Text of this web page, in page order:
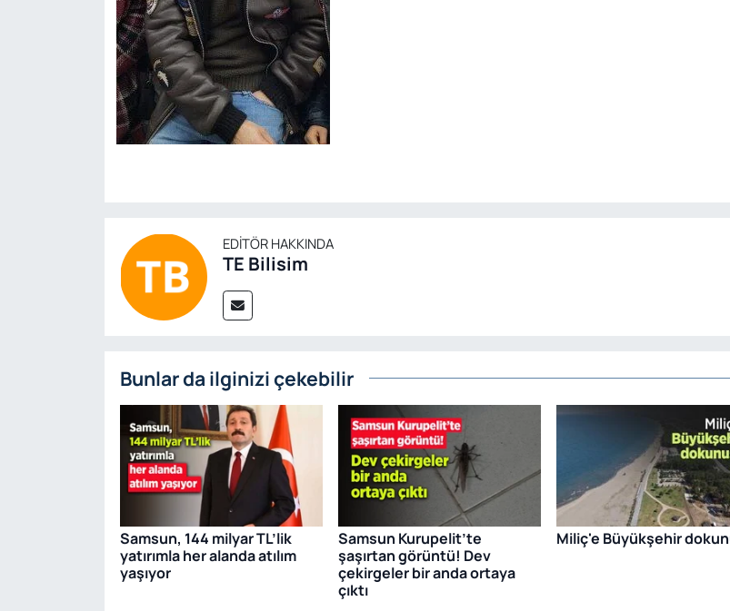
EDITÖR HAKKINDA
TE Bilisim
Bunlar da ilginizi çekebilir
Samsun, 144 milyar TL’lik
yatırımla her alanda atılım
yaşıyor
Samsun Kurupelit’te
şaşırtan görüntü! Dev
çekirgeler bir anda ortaya
çıktı
Miliç'e Büyükşehir